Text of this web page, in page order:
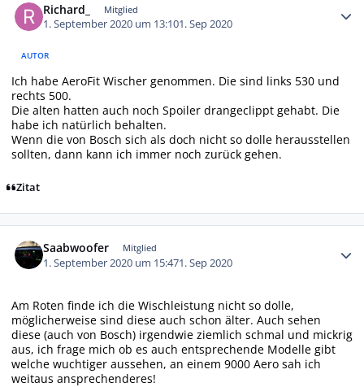
Richard_ Mitglied
1. September 2020 um 13:101. Sep 2020
AUTOR
Ich habe AeroFit Wischer genommen. Die sind links 530 und
rechts 500.
Die alten hatten auch noch Spoiler drangeclippt gehabt. Die
habe ich natürlich behalten.
Wenn die von Bosch sich als doch nicht so dolle herausstellen
sollten, dann kann ich immer noch zurück gehen.
Zitat
Saabwoofer Mitglied
1. September 2020 um 15:471. Sep 2020
Am Roten finde ich die Wischleistung nicht so dolle,
möglicherweise sind diese auch schon älter. Auch sehen
diese (auch von Bosch) irgendwie ziemlich schmal und mickrig
aus, ich frage mich ob es auch entsprechende Modelle gibt
welche wuchtiger aussehen, an einem 9000 Aero sah ich
weitaus ansprechenderes!